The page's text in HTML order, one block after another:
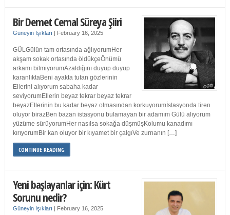
Bir Demet Cemal Süreya Şiiri
Güneyin Işıkları | February 16, 2025
GÜLGülün tam ortasında ağlıyorumHer
akşam sokak ortasında öldükçeÖnümü
arkamı bilmiyorumAzaldığını duyup duyup
karanlıktaBeni ayakta tutan gözlerinin
Ellerini alıyorum sabaha kadar
seviyorumEllerin beyaz tekrar beyaz tekrar
beyazEllerinin bu kadar beyaz olmasından korkuyorumİstasyonda tiren
oluyor birazBen bazan istasyonu bulamayan bir adamım Gülü alıyorum
yüzüme sürüyorumHer nasılsa sokağa düşmüşKolumu kanadımı
kırıyorumBir kan oluyor bir kıyamet bir çalgıVe zurnanın […]
CONTINUE READING
Yeni başlayanlar için: Kürt
Sorunu nedir?
Güneyin Işıkları | February 16, 2025